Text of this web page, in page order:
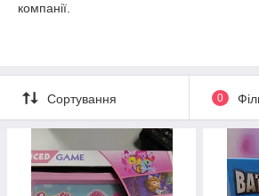
компанії.
Сортування 0